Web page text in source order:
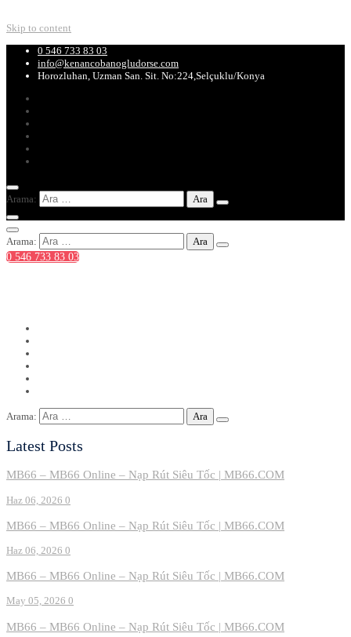
Skip to content
0 546 733 83 03
info@kenancobanogludorse.com
Horozluhan, Uzman San. Sit. No:224,Selçuklu/Konya
Arama:
Arama:
0 546 733 83 03
Arama:
Latest Posts
MB66 – MB66 Online – Nạp Rút Siêu Tốc | MB66.COM
Haz 06, 2026 0
MB66 – MB66 Online – Nạp Rút Siêu Tốc | MB66.COM
Haz 06, 2026 0
MB66 – MB66 Online – Nạp Rút Siêu Tốc | MB66.COM
May 05, 2026 0
MB66 – MB66 Online – Nạp Rút Siêu Tốc | MB66.COM